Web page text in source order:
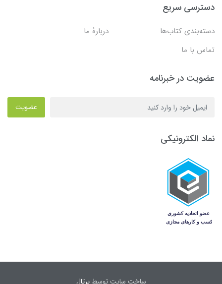
دسترسی سریع
دسته‌بندی کتاب‌ها
دربارۀ ما
تماس با ما
عضویت در خبرنامه
عضویت
نماد الکترونیکی
ساخت سایت توسطپرتال